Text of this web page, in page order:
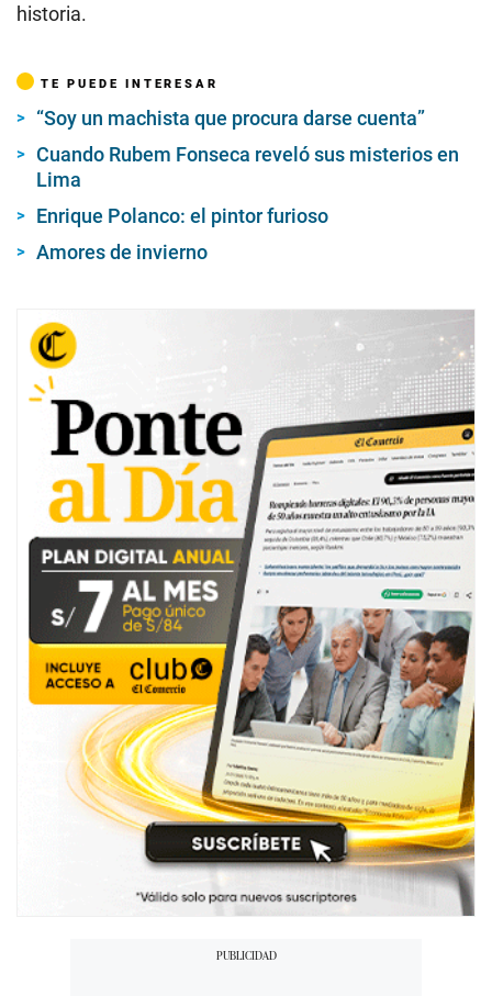
historia.
TE PUEDE INTERESAR
“Soy un machista que procura darse cuenta”
Cuando Rubem Fonseca reveló sus misterios en
Lima
Enrique Polanco: el pintor furioso
Amores de invierno